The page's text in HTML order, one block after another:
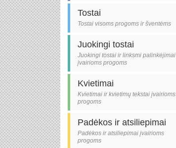
Tostai
Tostai visoms progoms ir šventėms
Juokingi tostai
Juokingi tostai ir linksmi palinkėjimai
įvairioms progoms
Kvietimai
Kvietimai ir kvietimų tekstai įvairioms
progoms
Padėkos ir atsiliepimai
Padėkos ir atsiliepimai įvairioms
progoms